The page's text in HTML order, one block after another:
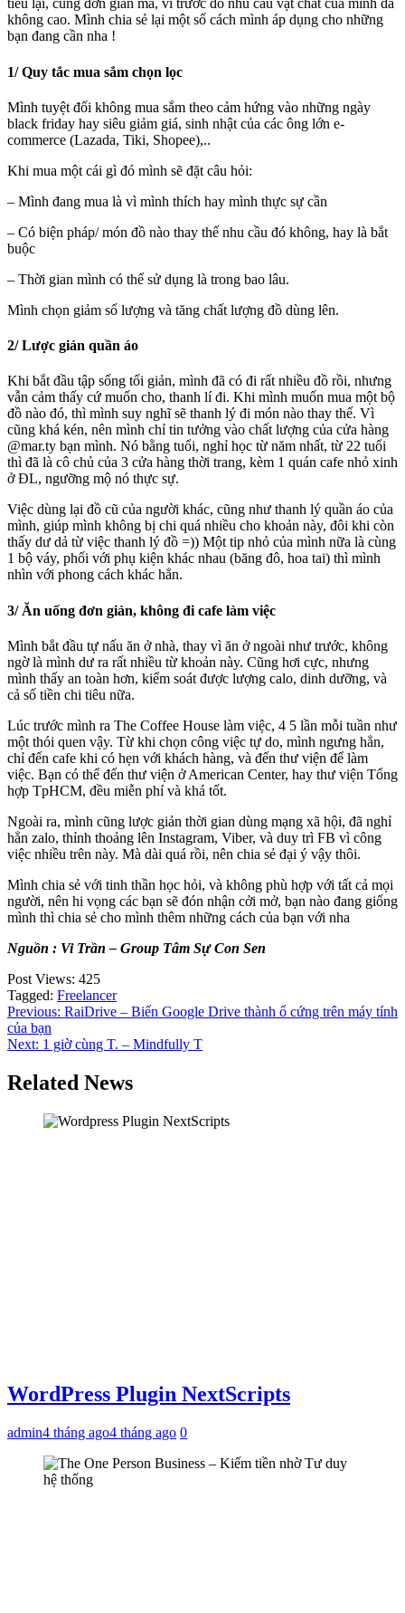
tiêu lại, cũng đơn giản mà, vì trước đó nhu cầu vật chất của mình đã
không cao. Mình chia sẻ lại một số cách mình áp dụng cho những
bạn đang cần nha !
1/ Quy tắc mua sắm chọn lọc
Mình tuyệt đối không mua sắm theo cảm hứng vào những ngày
black friday hay siêu giảm giá, sinh nhật của các ông lớn e-
commerce (Lazada, Tiki, Shopee),..
Khi mua một cái gì đó mình sẽ đặt câu hỏi:
– Mình đang mua là vì mình thích hay mình thực sự cần
– Có biện pháp/ món đồ nào thay thế nhu cầu đó không, hay là bắt
buộc
– Thời gian mình có thể sử dụng là trong bao lâu.
Mình chọn giảm số lượng và tăng chất lượng đồ dùng lên.
2/ Lược giản quần áo
Khi bắt đầu tập sống tối giản, mình đã có đi rất nhiều đồ rồi, nhưng
vẫn cảm thấy cứ muốn cho, thanh lí đi. Khi mình muốn mua một bộ
đồ nào đó, thì mình suy nghĩ sẽ thanh lý đi món nào thay thế. Vì
cũng khá kén, nên mình chỉ tin tưởng vào chất lượng của cửa hàng
@mar.ty bạn mình. Nó bằng tuổi, nghỉ học từ năm nhất, từ 22 tuổi
thì đã là cô chủ của 3 cửa hàng thời trang, kèm 1 quán cafe nhỏ xinh
ở ĐL, ngưỡng mộ nó thực sự.
Việc dùng lại đồ cũ của người khác, cũng như thanh lý quần áo của
mình, giúp mình không bị chi quá nhiều cho khoản này, đôi khi còn
thấy dư dả từ việc thanh lý đồ =)) Một tip nhỏ của mình nữa là cùng
1 bộ váy, phối với phụ kiện khác nhau (băng đô, hoa tai) thì mình
nhìn với phong cách khác hẳn.
3/ Ăn uống đơn giản, không đi cafe làm việc
Mình bắt đầu tự nấu ăn ở nhà, thay vì ăn ở ngoài như trước, không
ngờ là mình dư ra rất nhiều từ khoản này. Cũng hơi cực, nhưng
mình thấy an toàn hơn, kiểm soát được lượng calo, dinh dưỡng, và
cả số tiền chi tiêu nữa.
Lúc trước mình ra The Coffee House làm việc, 4 5 lần mỗi tuần như
một thói quen vậy. Từ khi chọn công việc tự do, mình ngưng hẳn,
chỉ đến cafe khi có hẹn với khách hàng, và đến thư viện để làm
việc. Bạn có thể đến thư viện ở American Center, hay thư viện Tổng
hợp TpHCM, đều miễn phí và khá tốt.
Ngoài ra, mình cũng lược giản thời gian dùng mạng xã hội, đã nghỉ
hẳn zalo, thỉnh thoảng lên Instagram, Viber, và duy trì FB vì công
việc nhiều trên này. Mà dài quá rồi, nên chia sẻ đại ý vậy thôi.
Mình chia sẻ với tinh thần học hỏi, và không phù hợp với tất cả mọi
người, nên hi vọng các bạn sẽ đón nhận cởi mở, bạn nào đang giống
mình thì chia sẻ cho mình thêm những cách của bạn với nha
Nguồn : Vi Trần – Group Tâm Sự Con Sen
Post Views: 425
Tagged: Freelancer
Điều
hướng
viết
Previous: RaiDrive – Biến Google Drive thành ổ cứng trên máy tính
của bạn
Next: 1 giờ cùng T. – Mindfully T
Related News
WordPress Plugin NextScripts
admin4 tháng ago4 tháng ago 0